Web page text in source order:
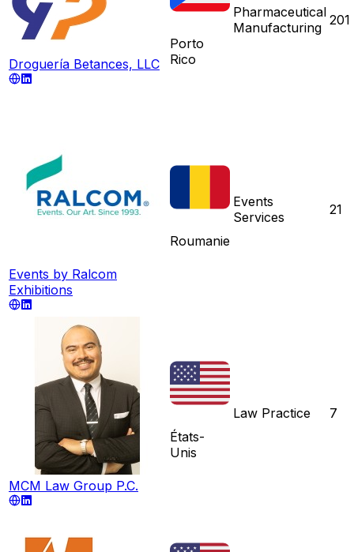
Droguería Betances, LLC
Porto
Rico
Pharmaceutical
Manufacturing 201
Events by Ralcom
Exhibitions
Roumanie
Events
Services
21
MCM Law Group P.C.
États-
Unis
Law Practice 7